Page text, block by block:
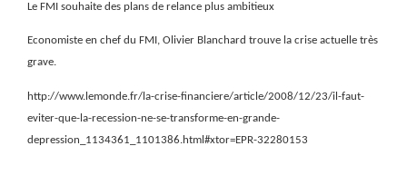
Le FMI souhaite des plans de relance plus ambitieux
Economiste en chef du FMI, Olivier Blanchard trouve la crise actuelle très
grave.
http://www.lemonde.fr/la-crise-financiere/article/2008/12/23/il-faut-
eviter-que-la-recession-ne-se-transforme-en-grande-
depression_1134361_1101386.html#xtor=EPR-32280153